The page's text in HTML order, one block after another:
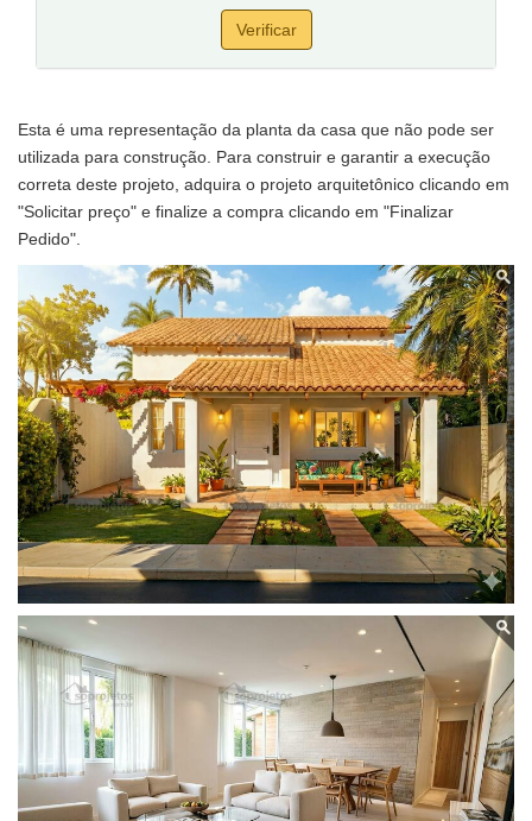
Verificar
Esta é uma representação da planta da casa que não pode ser
utilizada para construção. Para construir e garantir a execução
correta deste projeto, adquira o projeto arquitetônico clicando em
"Solicitar preço" e finalize a compra clicando em "Finalizar
Pedido".